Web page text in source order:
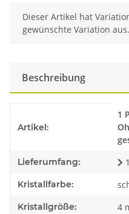
x
Dieser Artikel hat
gewünschte Variation aus.
Beschreibung
Artikel:
1
Lieferumfang:
Kristallfarbe:
Kristallgröße: 4